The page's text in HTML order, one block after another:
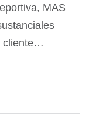
MAS
cliente…